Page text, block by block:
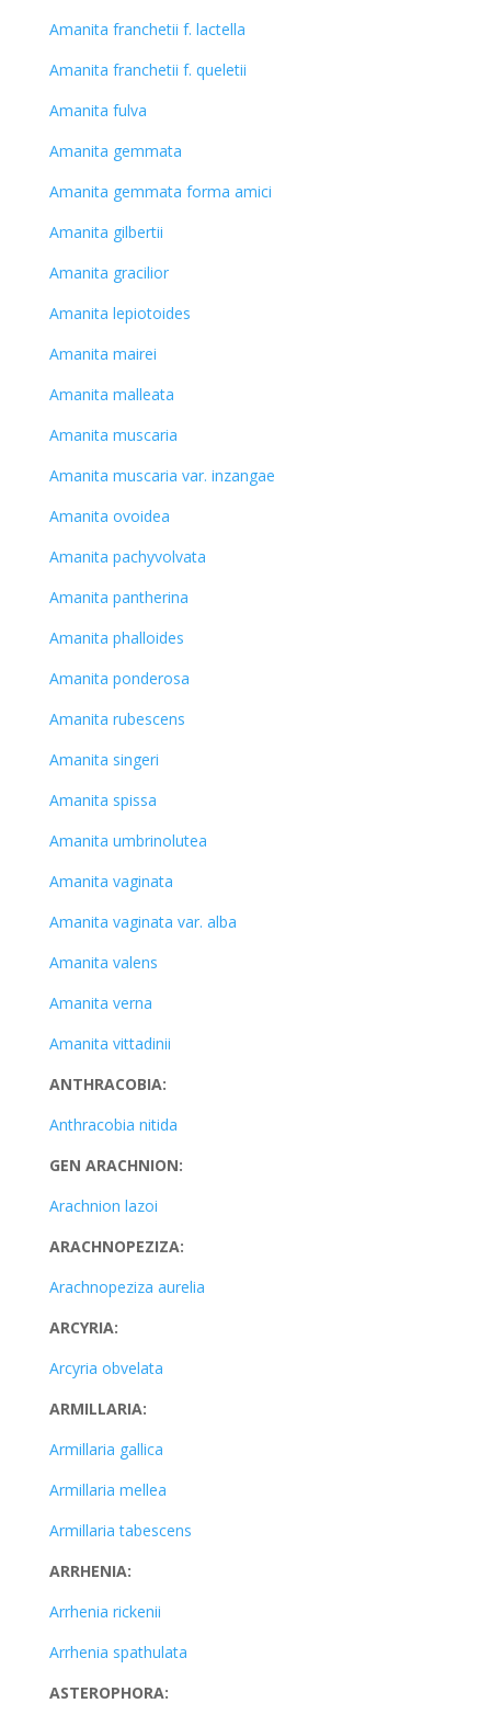
Amanita franchetii f. lactella
Amanita franchetii f. queletii
Amanita fulva
Amanita gemmata
Amanita gemmata forma amici
Amanita gilbertii
Amanita gracilior
Amanita lepiotoides
Amanita mairei
Amanita malleata
Amanita muscaria
Amanita muscaria var. inzangae
Amanita ovoidea
Amanita pachyvolvata
Amanita pantherina
Amanita phalloides
Amanita ponderosa
Amanita rubescens
Amanita singeri
Amanita spissa
Amanita umbrinolutea
Amanita vaginata
Amanita vaginata var. alba
Amanita valens
Amanita verna
Amanita vittadinii
ANTHRACOBIA:
Anthracobia nitida
GEN ARACHNION:
Arachnion lazoi
ARACHNOPEZIZA:
Arachnopeziza aurelia
ARCYRIA:
Arcyria obvelata
ARMILLARIA:
Armillaria gallica
Armillaria mellea
Armillaria tabescens
ARRHENIA:
Arrhenia rickenii
Arrhenia spathulata
ASTEROPHORA: